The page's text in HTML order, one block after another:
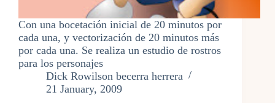
Con una bocetación inicial de 20 minutos por
cada una, y vectorización de 20 minutos más
por cada una. Se realiza un estudio de rostros
para los personajes
Dick Rowilson becerra herrera
21 January, 2009